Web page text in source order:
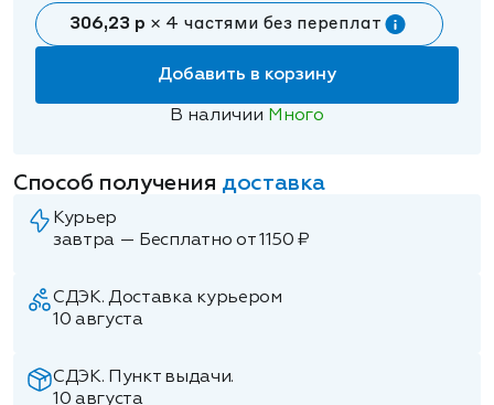
306,23 р × 4 частями без переплат
Добавить в корзину
В наличии Много
Способ получения доставка
Курьер
завтра — Бесплатно от 1150 ₽
СДЭК. Доставка курьером
10 августа
СДЭК. Пункт выдачи.
10 августа